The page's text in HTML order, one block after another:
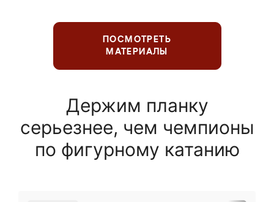
ПОСМОТРЕТЬ
МАТЕРИАЛЫ
Держим планку
серьезнее, чем чемпионы
по фигурному катанию